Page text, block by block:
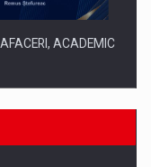
ACADEMIC